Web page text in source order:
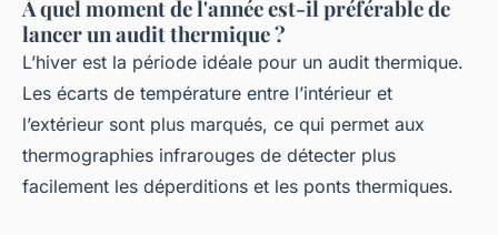
À quel moment de l'année est-il préférable de
lancer un audit thermique ?
L’hiver est la période idéale pour un audit thermique.
Les écarts de température entre l’intérieur et
l’extérieur sont plus marqués, ce qui permet aux
thermographies infrarouges de détecter plus
facilement les déperditions et les ponts thermiques.